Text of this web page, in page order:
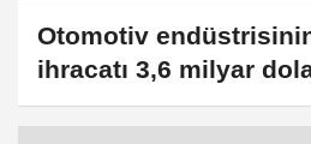
Otomotiv
ihracatı 3,6 milyar